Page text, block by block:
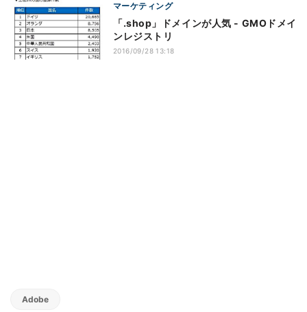
マーケティング
「.shop」ドメインが人気 - GMOドメイ
ンレジストリ
2016/09/28 13:18
Adobe